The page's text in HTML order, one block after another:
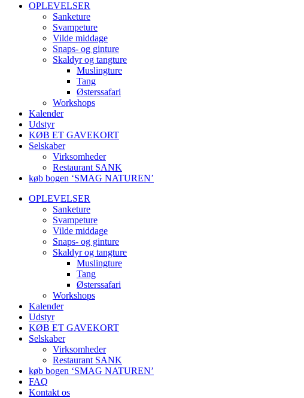
OPLEVELSER
Sanketure
Svampeture
Vilde middage
Snaps- og ginture
Skaldyr og tangture
Muslingture
Tang
Østerssafari
Workshops
Kalender
Udstyr
KØB ET GAVEKORT
Selskaber
Virksomheder
Restaurant SANK
køb bogen ‘SMAG NATUREN’
OPLEVELSER
Sanketure
Svampeture
Vilde middage
Snaps- og ginture
Skaldyr og tangture
Muslingture
Tang
Østerssafari
Workshops
Kalender
Udstyr
KØB ET GAVEKORT
Selskaber
Virksomheder
Restaurant SANK
køb bogen ‘SMAG NATUREN’
FAQ
Kontakt os